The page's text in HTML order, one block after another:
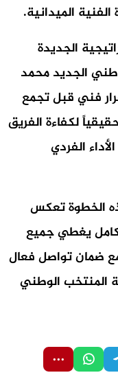
الميدانية.
الجديدة
الجديد محمد
فني قبل تجمع
لكفاءة الفريق
الفردي
الخطوة تعكس
يغطي جميع
ضمان تواصل فعال
المنتخب الوطني